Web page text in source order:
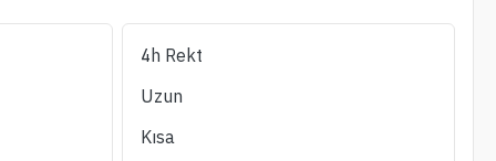
(24s)
4h Rekt
Uzun
Kısa